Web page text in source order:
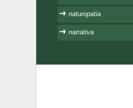
naturopatia
narrativa